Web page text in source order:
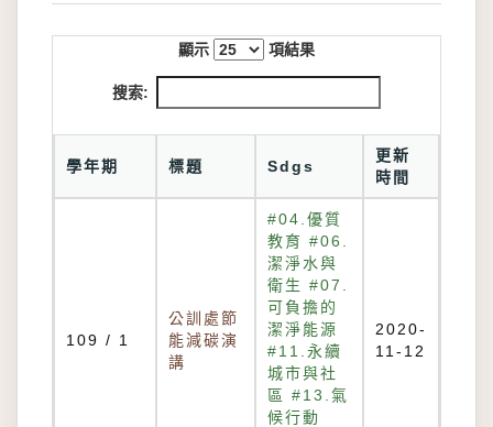
顯示 項結果
搜索:
學年期 標題 Sdgs
更新
時間
109 / 1
公訓處節
能減碳演
講
#04.優質
教育 #06.
潔淨水與
衛生 #07.
可負擔的
潔淨能源
#11.永續
城市與社
區 #13.氣
候行動
2020-
11-12